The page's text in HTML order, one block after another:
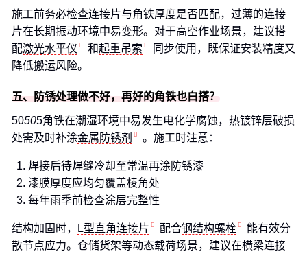
施工前务必检查连接片与角铁厚度是否匹配，过薄的连接
片在长期振动环境中易变形。对于高空作业场景，建议搭
配激光水平仪 和起重吊索
同步使用，既保证安装精度又
降低搬运风险。
五、防锈处理做不好，再好的角铁也白搭？
50505角铁在潮湿环境中易发生电化学腐蚀，热镀锌层破损
处需及时补涂金属防锈剂 。施工时注意：
焊接后待焊缝冷却至常温再涂防锈漆
漆膜厚度应均匀覆盖棱角处
每年雨季前检查涂层完整性
结构加固时， L型直角连接片 配合钢结构螺栓
能有效分
散节点应力。仓储货架等动态载荷场景，建议在横梁连接